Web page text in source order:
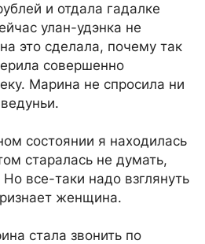
и отдала гадалке
улан-удэнка не
это сделала, почему так
совершенно
Марина не спросила ни
состоянии я находилась
старалась не думать,
все-таки надо взглянуть
женщина.
стала звонить по